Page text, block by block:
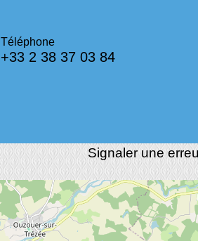
Téléphone
+33 2 38 37 03 84
Signaler une